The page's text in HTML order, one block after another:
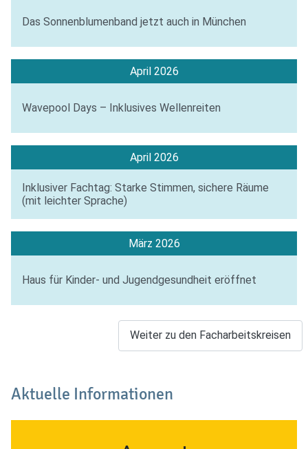
Das Sonnenblumenband jetzt auch in München
April 2026
Wavepool Days – Inklusives Wellenreiten
April 2026
Inklusiver Fachtag: Starke Stimmen, sichere Räume
(mit leichter Sprache)
März 2026
Haus für Kinder- und Jugendgesundheit eröffnet
Weiter zu den Facharbeitskreisen
Aktuelle Informationen